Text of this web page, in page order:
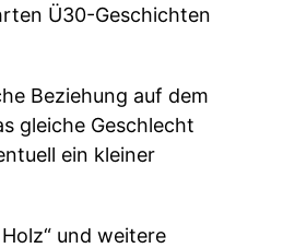
Ü30-Geschichten
Beziehung auf dem
gleiche Geschlecht
ein kleiner
und weitere